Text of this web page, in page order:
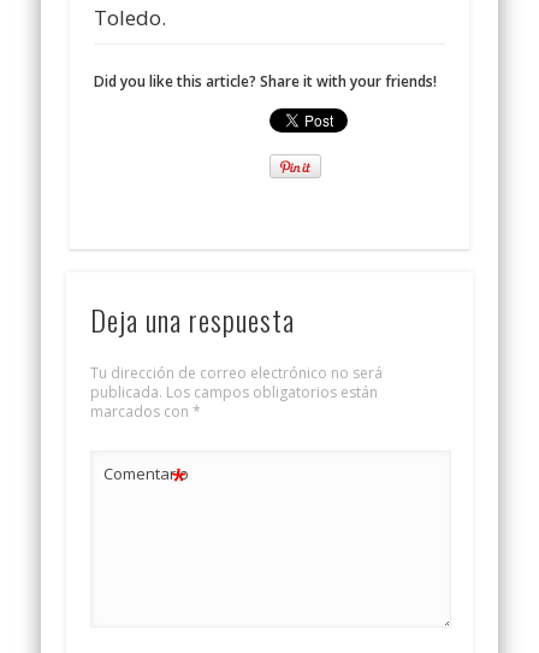
Toledo.
Did you like this article? Share it with your friends!
Deja una respuesta
Tu dirección de correo electrónico no será
publicada. Los campos obligatorios están
marcados con *
Comentario
*